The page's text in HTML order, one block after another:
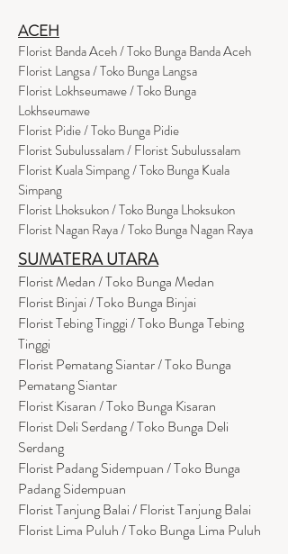
ACEH
Florist Banda Aceh / Toko Bunga Banda Aceh
Florist Langsa / Toko Bunga Langsa
Florist Lokhseumawe / Toko Bunga
Lokhseumawe
Florist Pidie / Toko Bunga Pidie
Florist Subulussalam / Florist Subulussalam
Florist Kuala Simpang / Toko Bunga Kuala
Simpang
Florist Lhoksukon / Toko Bunga Lhoksukon
Florist Nagan Raya / Toko Bunga Nagan Raya
SUMATERA UTARA
Florist Medan / Toko Bunga Medan
Florist Binjai / Toko Bunga Binjai
Florist Tebing Tinggi / Toko Bunga Tebing
Tinggi
Florist Pematang Siantar / Toko Bunga
Pematang Siantar
Florist Kisaran / Toko Bunga Kisaran
Florist Deli Serdang / Toko Bunga Deli
Serdang
Florist Padang Sidempuan / Toko Bunga
Padang Sidempuan
Florist Tanjung Balai / Florist Tanjung Balai
Florist Lima Puluh / Toko Bunga Lima Puluh